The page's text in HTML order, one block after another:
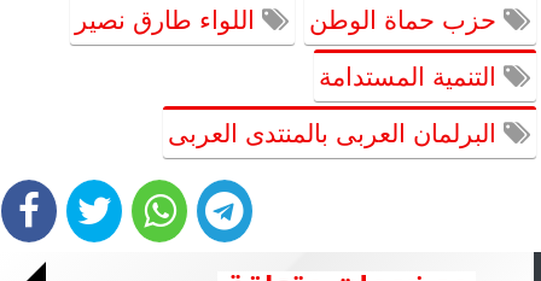
حزب حماة الوطن اللواء طارق نصير
التنمية المستدامة
البرلمان العربى بالمنتدى العربى